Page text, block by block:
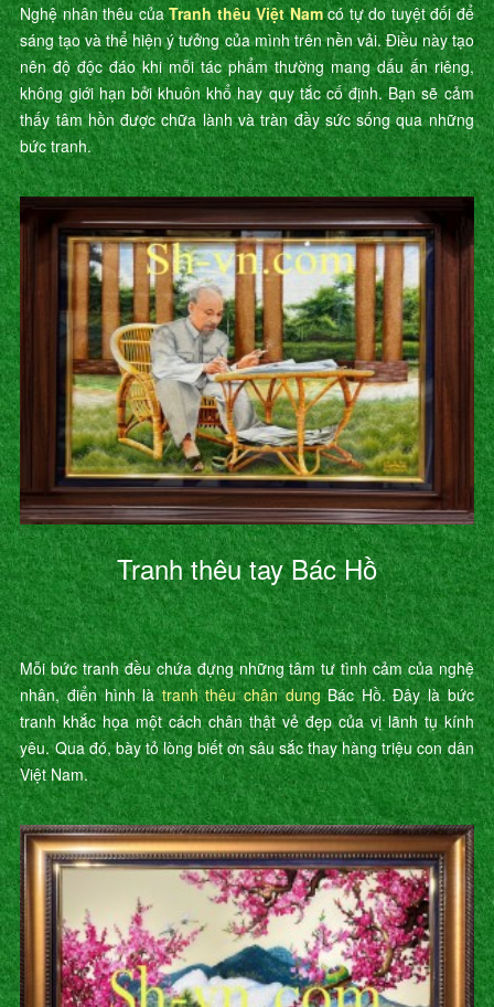
Nghệ nhân thêu củaTranh thêu Việt Namcó tự do tuyệt đối để
sáng tạo và thể hiện ý tưởng của mình trên nền vải. Điều này tạo
nên độ độc đáo khi mỗi tác phẩm thường mang dấu ấn riêng,
không giới hạn bởi khuôn khổ hay quy tắc cố định. Bạn sẽ cảm
thấy tâm hồn được chữa lành và tràn đầy sức sống qua những
bức tranh.
Tranh thêu tay Bác Hồ
Mỗi bức tranh đều chứa đựng những tâm tư tình cảm của nghệ
nhân, điển hình là tranh thêu chân dungBác Hồ. Đây là bức
tranh khắc họa một cách chân thật vẻ đẹp của vị lãnh tụ kính
yêu. Qua đó, bày tỏ lòng biết ơn sâu sắc thay hàng triệu con dân
Việt Nam.